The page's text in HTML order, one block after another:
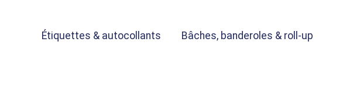
Étiquettes & autocollants Bâches, banderoles & roll-up